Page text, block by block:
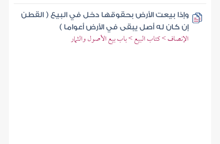
وإذا بيعت الأرض بحقوقها دخل في البيع ( القطن
إن كان له أصل يبقى في الأرض أعواما )
الإنصاف > كتاب البيع > باب بيع الأصول والثمار